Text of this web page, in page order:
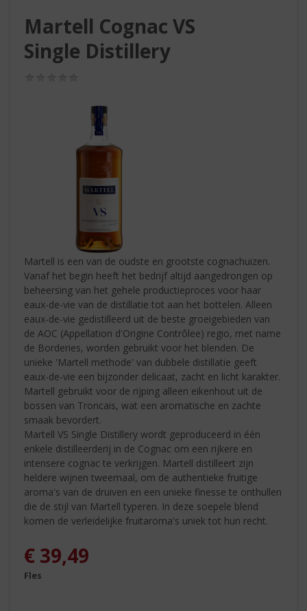
Martell Cognac VS
Single Distillery
Martell is een van de oudste en grootste cognachuizen.
Vanaf het begin heeft het bedrijf altijd aangedrongen op
beheersing van het gehele productieproces voor haar
eaux-de-vie van de distillatie tot aan het bottelen. Alleen
eaux-de-vie gedistilleerd uit de beste groeigebieden van
de AOC (Appellation d'Origine Contrôlee) regio, met name
de Borderies, worden gebruikt voor het blenden. De
unieke 'Martell methode' van dubbele distillatie geeft
eaux-de-vie een bijzonder delicaat, zacht en licht karakter.
Martell gebruikt voor de rijping alleen eikenhout uit de
bossen van Troncais, wat een aromatische en zachte
smaak bevordert.
Martell VS Single Distillery wordt geproduceerd in één
enkele distilleerderij in de Cognac om een rijkere en
intensere cognac te verkrijgen. Martell distilleert zijn
heldere wijnen tweemaal, om de authentieke fruitige
aroma's van de druiven en een unieke finesse te onthullen
die de stijl van Martell typeren. In deze soepele blend
komen de verleidelijke fruitaroma's uniek tot hun recht.
€ 39,49
Fles